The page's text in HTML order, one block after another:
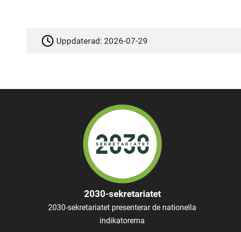
Uppdaterad:2026-07-29
2030-sekretariatet
2030-sekretariatet presenterar de nationella
indikatorerna